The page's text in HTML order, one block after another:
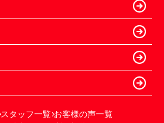
スタッフ一覧 お客様の声一覧